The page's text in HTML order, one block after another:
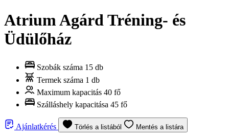
Atrium Agárd Tréning- és
Üdülőház
Szobák száma 15 db
Termek száma 1 db
Maximum kapacitás 40 fő
Szálláshely kapacitása 45 fő
Ajánlatkérés Törlés a listából Mentés a listára